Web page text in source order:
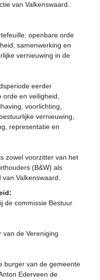
van Valkenswaard.
openbare orde
samenwerking en
vernieuwing in de
eerder
en veiligheid,
voorlichting,
vernieuwing,
representatie en
zowel voorzitter van het
(B&W) als
Valkenswaard.
de commissie Bestuur
van de Vereniging
burger van de gemeente
Ederveen de